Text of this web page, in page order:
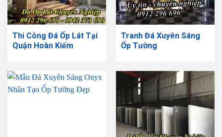
Thi Công Đá Ốp Lát Tại
Quận Hoàn Kiếm
​Tranh Đá Xuyên Sáng
Ốp Tường